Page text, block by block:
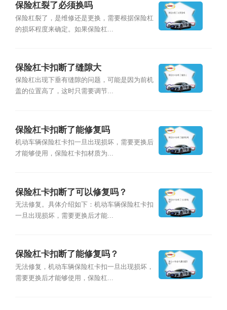
保险杠裂了必须换吗
保险杠裂了，是维修还是更换，需要根据保险杠
的损坏程度来确定。如果保险杠...
保险杠卡扣断了缝隙大
保险杠出现下垂有缝隙的问题，可能是因为前机
盖的位置高了，这时只需要调节...
保险杠卡扣断了能修复吗
机动车辆保险杠卡扣一旦出现损坏，需要更换后
才能够使用，保险杠卡扣材质为...
保险杠卡扣断了可以修复吗？
无法修复。具体介绍如下：机动车辆保险杠卡扣
一旦出现损坏，需要更换后才能...
保险杠卡扣断了能修复吗？
无法修复，机动车辆保险杠卡扣一旦出现损坏，
需要更换后才能够使用，保险杠...